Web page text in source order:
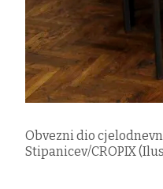
Obvezni dio
Stipanicev/CROPIX